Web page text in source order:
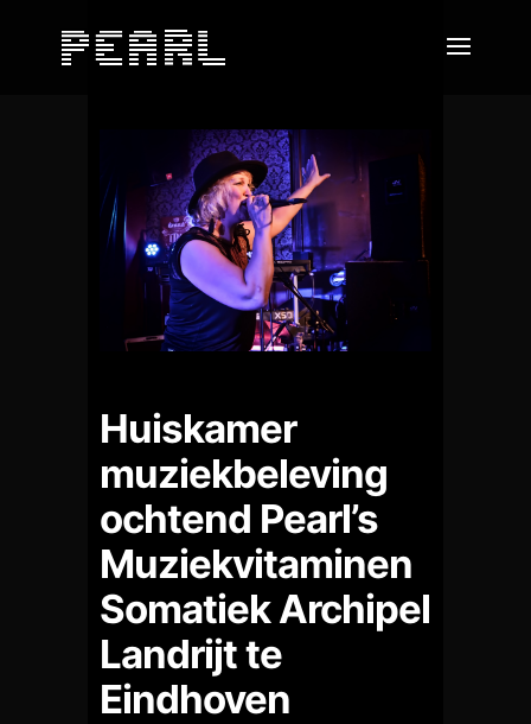
Huiskamer
muziekbeleving
ochtend Pearl’s
Muziekvitaminen
Somatiek Archipel
Landrijt te
Eindhoven